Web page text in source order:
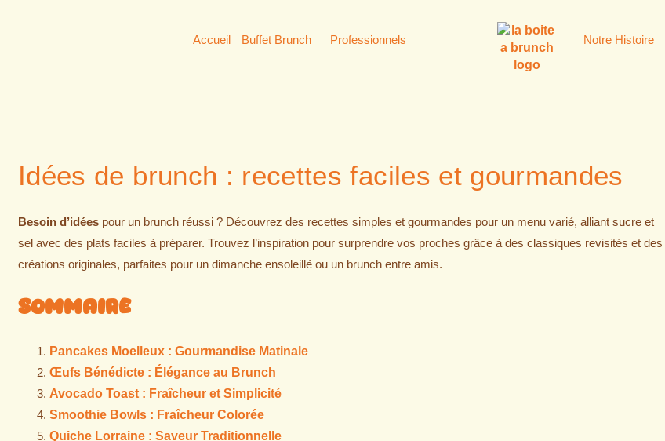
Accueil Buffet Brunch Professionnels Notre Histoire
Idées de brunch : recettes faciles et gourmandes
Besoin d’idées pour un brunch réussi ? Découvrez des recettes simples et gourmandes pour un menu varié, alliant sucre et
sel avec des plats faciles à préparer. Trouvez l’inspiration pour surprendre vos proches grâce à des classiques revisités et des
créations originales, parfaites pour un dimanche ensoleillé ou un brunch entre amis.
Sommaire
Pancakes Moelleux : Gourmandise Matinale
Œufs Bénédicte : Élégance au Brunch
Avocado Toast : Fraîcheur et Simplicité
Smoothie Bowls : Fraîcheur Colorée
Quiche Lorraine : Saveur Traditionnelle